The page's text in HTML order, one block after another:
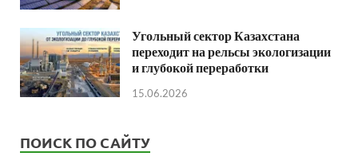
Угольный сектор Казахстана
переходит на рельсы экологизации
и глубокой переработки
15.06.2026
ПОИСК ПО САЙТУ